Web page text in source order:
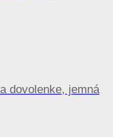
dovolenke, jemná